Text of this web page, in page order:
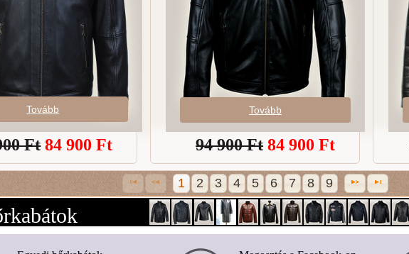
Tovább
Ft 84 900 Ft
Tovább
94 900 Ft 84 900 Ft
1 2 3 4 5 6 7 8 9